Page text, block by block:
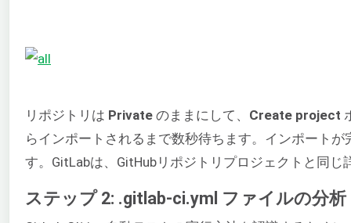
リポジトリは Private のままにして、 Create project
らインポートされるまで数秒待ちます。インポート
す。GitLabは、GitHubリポジトリプロジェクトと同
ステップ 2: .gitlab-ci.yml ファイルの分析